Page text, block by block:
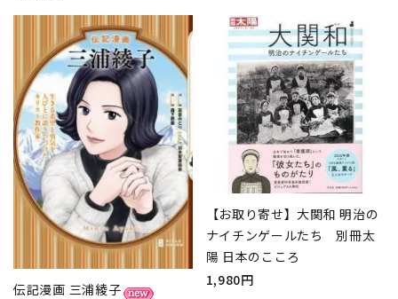
伝記漫画 三浦綾子
【お取り寄せ】大関和 明治の
ナイチンゲールたち 別冊太
陽 日本のこころ
1,980円